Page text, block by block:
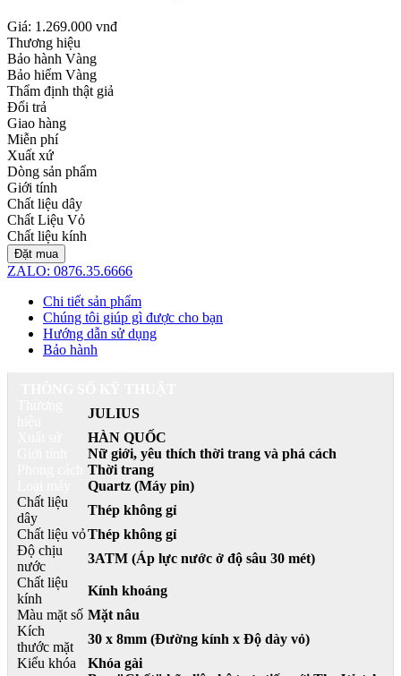
Giá: 1.269.000 vnđ
Thương hiệu
Bảo hành Vàng
Bảo hiểm Vàng
Thẩm định thật giả
Đổi trả
Giao hàng
Miễn phí
Xuất xứ
Dòng sản phẩm
Giới tính
Chất liệu dây
Chất Liệu Vỏ
Chất liệu kính
Đặt mua
ZALO: 0876.35.6666
Chi tiết sản phẩm
Chúng tôi giúp gì được cho bạn
Hướng dẫn sử dụng
Bảo hành
JULIUS
HÀN QUỐC
Nữ giới, yêu thích thời trang và phá cách
Thời trang
Quartz (Máy pin)
Chất liệu
dây
Thép không gỉ
Chất liệu vỏThép không gỉ
Độ chịu
nước
3ATM (Áp lực nước ở độ sâu 30 mét)
Chất liệu
kính
Kính khoáng
Màu mặt số Mặt nâu
Kích
thước mặt
30 x 8mm (Đường kính x Độ dày vỏ)
Kiểu khóa
Khóa gài